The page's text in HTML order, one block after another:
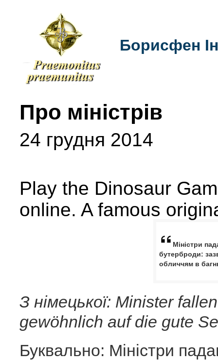
Борисфен
Про міністрів
24 грудня 2014
Play the Dinosaur
online. A famous
Міністри
бутерброди:
обличчям в
З німецької: Minister
gewöhnlich auf die gute
Буквально: Міністри